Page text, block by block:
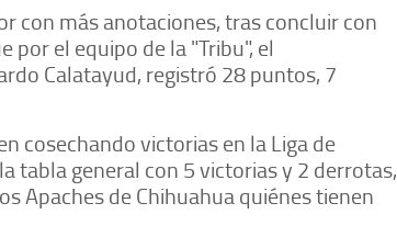
con más anotaciones, tras concluir con
por el equipo de la "Tribu", el
Calatayud, registró 28 puntos, 7
cosechando victorias en la Liga de
tabla general con 5 victorias y 2 derrotas,
Apaches de Chihuahua quiénes tienen